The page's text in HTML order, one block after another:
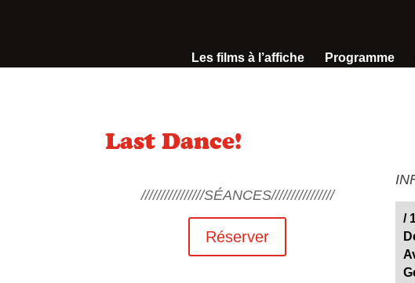
Les films à l’affiche Programme
Last Dance!
////////////////SÉANCES////////////////
Réserver
/